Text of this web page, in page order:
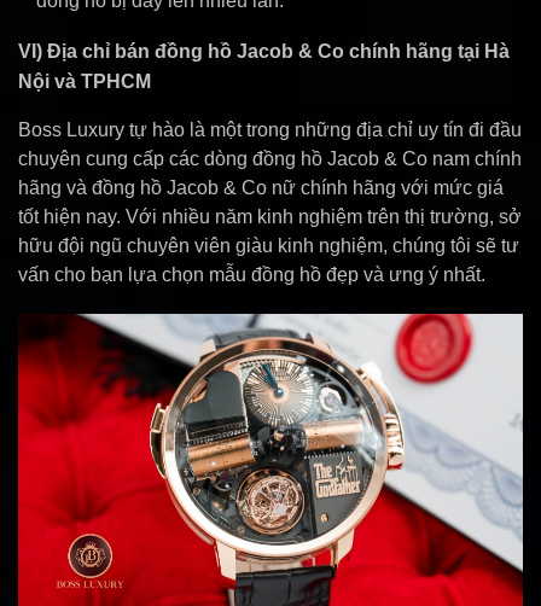
VI) Địa chỉ bán đồng hồ Jacob & Co chính hãng tại Hà
Nội và TPHCM
Boss Luxury tự hào là một trong những địa chỉ uy tín đi đầu
chuyên cung cấp các dòng đồng hồ Jacob & Co nam chính
hãng và đồng hồ Jacob & Co nữ chính hãng với mức giá
tốt hiện nay. Với nhiều năm kinh nghiệm trên thị trường, sở
hữu đội ngũ chuyên viên giàu kinh nghiệm, chúng tôi sẽ tư
vấn cho bạn lựa chọn mẫu đồng hồ đẹp và ưng ý nhất.